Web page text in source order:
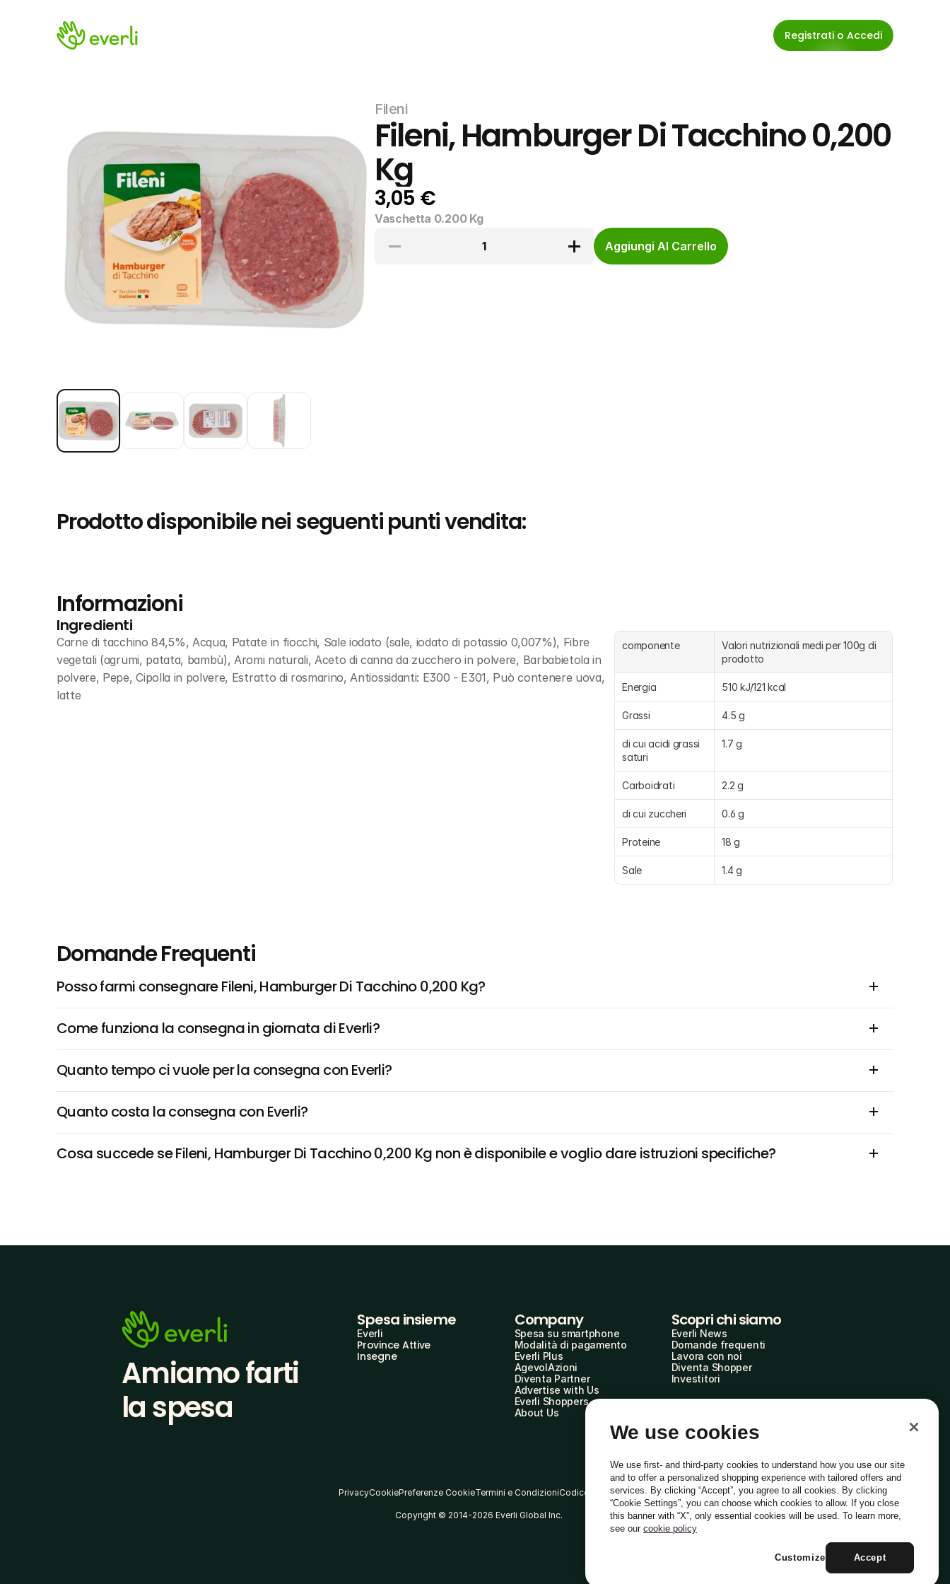
Registrati o Accedi
Fileni
Fileni, Hamburger Di Tacchino 0,200
Kg
3,05 €
Vaschetta 0.200 Kg
1
Aggiungi Al Carrello
Prodotto disponibile nei seguenti punti vendita:
Informazioni
Ingredienti
Carne di tacchino 84,5%, Acqua, Patate in fiocchi, Sale iodato (sale, iodato di potassio 0,007%), Fibre
vegetali (agrumi, patata, bambù), Aromi naturali, Aceto di canna da zucchero in polvere, Barbabietola in
polvere, Pepe, Cipolla in polvere, Estratto di rosmarino, Antiossidanti: E300 - E301, Può contenere uova,
latte
componente
Valori nutrizionali medi per 100g di
prodotto
Energia 510 kJ/121 kcal
Grassi 4.5 g
di cui acidi grassi
saturi
1.7 g
Carboidrati 2.2 g
di cui zuccheri 0.6 g
Proteine 18 g
Sale 1.4 g
Domande Frequenti
Posso farmi consegnare Fileni, Hamburger Di Tacchino 0,200 Kg?
Come funziona la consegna in giornata di Everli?
Quanto tempo ci vuole per la consegna con Everli?
Quanto costa la consegna con Everli?
Cosa succede se Fileni, Hamburger Di Tacchino 0,200 Kg non è disponibile e voglio dare istruzioni specifiche?
Amiamo farti
la spesa
Spesa insieme
Everli
Province Attive
Insegne
Company
Spesa su smartphone
Modalità di pagamento
Everli Plus
AgevolAzioni
Diventa Partner
Advertise with Us
Everli Shoppers
About Us
Scopri chi siamo
Everli News
Domande frequenti
Lavora con noi
Diventa Shopper
Investitori
PrivacyCookiePreferenze CookieTermini e CondizioniCodice Etico
Copyright © 2014-2026 Everli Global Inc. Italiano
We use cookies
We use first- and third-party cookies to understand how you use our site
and to offer a personalized shopping experience with tailored offers and
services. By clicking “Accept”, you agree to all cookies. By clicking
“Cookie Settings”, you can choose which cookies to allow. If you close
this banner with “X”, only essential cookies will be used. To learn more,
see our cookie policy
Accept
Customize